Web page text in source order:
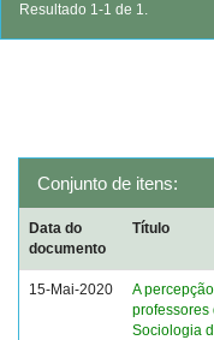
Resultado 1-1 de 1.
Conjunto de itens:
Data do
documento
Título
15-Mai-2020
A
professores
Sociologia